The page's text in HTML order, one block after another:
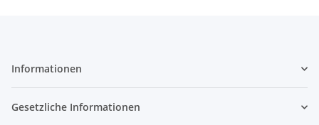
Informationen
Gesetzliche Informationen